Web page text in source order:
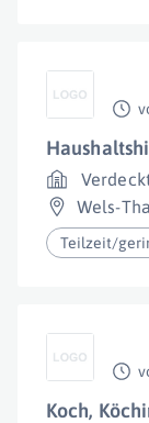
Wels-
Teilzeit/
Koch,